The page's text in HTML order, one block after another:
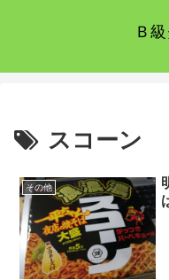
Ｂ
スコーン
その他